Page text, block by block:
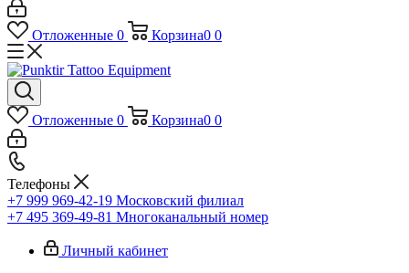
Отложенные 0 Корзина0 0
Отложенные 0 Корзина0 0
Телефоны
+7 999 969-42-19 Московский филиал
+7 495 369-49-81 Многоканальный номер
Личный кабинет